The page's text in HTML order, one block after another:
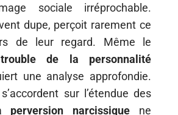
sociale irréprochable.
dupe, perçoit rarement ce
de leur regard. Même le
trouble de la personnalité
une analyse approfondie.
sur l’étendue des
perversion narcissique ne